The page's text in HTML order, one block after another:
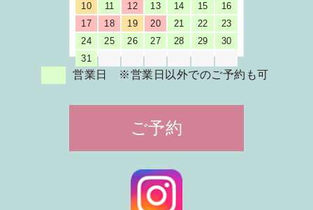
10
11 12 13 14 15
16
17
18 19 20 21 22
23
24
25 26 27 28 29
30
31
営業日 ※営業日以外でのご予約も可
ご予約